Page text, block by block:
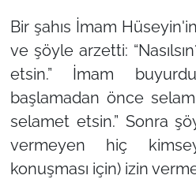
Bir şahıs İmam
ve şöyle arzetti:
etsin.” İmam
başlamadan önce
selamet etsin.” Sonra
vermeyen hiç
konuşması için) izin